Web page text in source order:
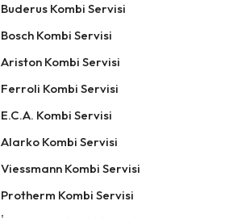
Buderus Kombi Servisi
Bosch Kombi Servisi
Ariston Kombi Servisi
Ferroli Kombi Servisi
E.C.A. Kombi Servisi
Alarko Kombi Servisi
Viessmann Kombi Servisi
Protherm Kombi Servisi